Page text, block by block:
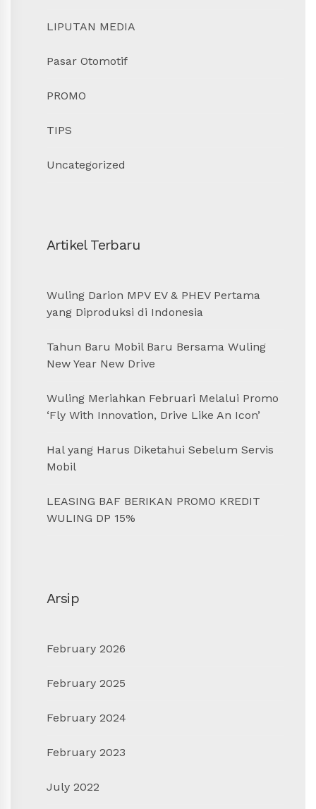
LIPUTAN MEDIA
Pasar Otomotif
PROMO
TIPS
Uncategorized
Artikel Terbaru
Wuling Darion MPV EV & PHEV Pertama
yang Diproduksi di Indonesia
Tahun Baru Mobil Baru Bersama Wuling
New Year New Drive
Wuling Meriahkan Februari Melalui Promo
‘Fly With Innovation, Drive Like An Icon’
Hal yang Harus Diketahui Sebelum Servis
Mobil
LEASING BAF BERIKAN PROMO KREDIT
WULING DP 15%
Arsip
February 2026
February 2025
February 2024
February 2023
July 2022